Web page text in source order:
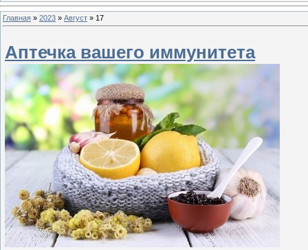
Главная » 2023 » Август » 17
Аптечка вашего иммунитета